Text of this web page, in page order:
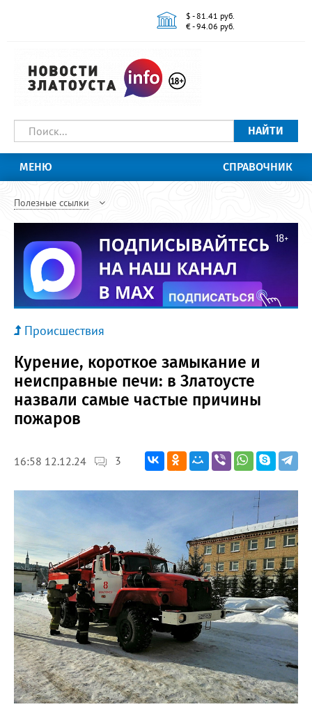
$ - 81.41 руб.
€ - 94.06 руб.
НАЙТИ
МЕНЮ СПРАВОЧНИК
Полезные ссылки
Происшествия
Курение, короткое замыкание и
неисправные печи: в Златоусте
назвали самые частые причины
пожаров
16:58 12.12.24 3